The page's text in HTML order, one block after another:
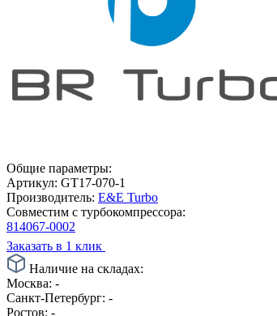
Общие параметры:
Артикул: GT17-070-1
Производитель: E&E Turbo
Совместим с турбокомпрессора:
814067-0002
Заказать в 1 клик
Наличие на складах:
Москва: -
Санкт-Петербург: -
Ростов: -